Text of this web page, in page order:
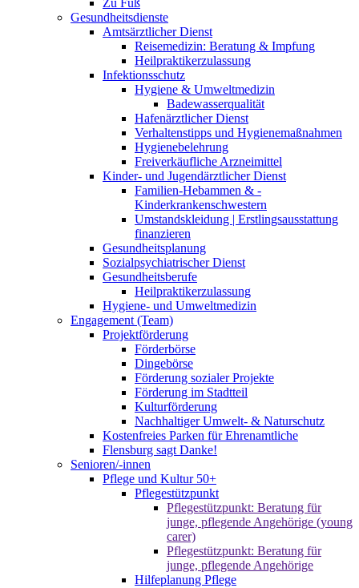
Zu Fuß
Gesundheitsdienste
Amtsärztlicher Dienst
Reisemedizin: Beratung & Impfung
Heilpraktikerzulassung
Infektionsschutz
Hygiene & Umweltmedizin
Badewasserqualität
Hafenärztlicher Dienst
Verhaltenstipps und Hygienemaßnahmen
Hygienebelehrung
Freiverkäufliche Arzneimittel
Kinder- und Jugendärztlicher Dienst
Familien-Hebammen & -
Kinderkrankenschwestern
Umstandskleidung | Erstlingsausstattung
finanzieren
Gesundheitsplanung
Sozialpsychiatrischer Dienst
Gesundheitsberufe
Heilpraktikerzulassung
Hygiene- und Umweltmedizin
Engagement (Team)
Projektförderung
Förderbörse
Dingebörse
Förderung sozialer Projekte
Förderung im Stadtteil
Kulturförderung
Nachhaltiger Umwelt- & Naturschutz
Kostenfreies Parken für Ehrenamtliche
Flensburg sagt Danke!
Senioren/-innen
Pflege und Kultur 50+
Pflegestützpunkt
Pflegestützpunkt: Beratung für
junge, pflegende Angehörige (young
carer)
Pflegestützpunkt: Beratung für
junge, pflegende Angehörige
Hilfeplanung Pflege